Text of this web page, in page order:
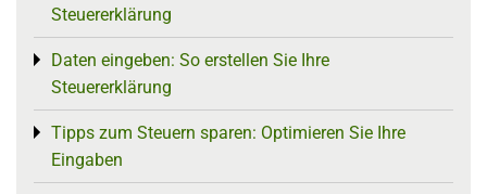
Steuererklärung
Daten eingeben: So erstellen Sie Ihre
Steuererklärung
Toggle menu
Tipps zum Steuern sparen: Optimieren Sie Ihre
Eingaben
Toggle menu